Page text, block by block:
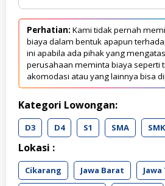
Perhatian: Kami tidak pernah
biaya dalam bentuk apapun
ini apabila ada pihak yang
perusahaan meminta biaya seperti
akomodasi atau yang lainnya bisa
Kategori Lowongan:
D3 D4 S1 SMA SMK
Lokasi :
Cikarang Jawa Barat